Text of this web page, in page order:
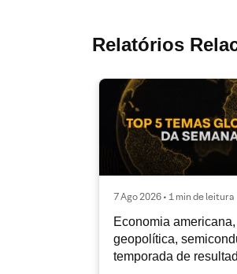
Relatórios
7 Ago 2026 • 1 min de leitura
Economia americana,
geopolítica,
temporada de